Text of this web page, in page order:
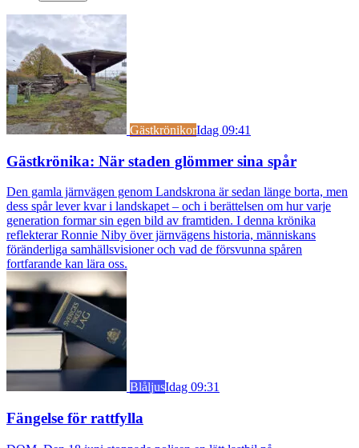
GästkrönikorIdag 09:41
Gästkrönika: När staden glömmer sina spår
Den gamla järnvägen genom Landskrona är sedan länge borta, men
dess spår lever kvar i landskapet – och i berättelsen om hur varje
generation formar sin egen bild av framtiden. I denna krönika
reflekterar Ronnie Niby över järnvägens historia, människans
föränderliga samhällsvisioner och vad de försvunna spåren
fortfarande kan lära oss.
BlåljusIdag 09:31
Fängelse för rattfylla